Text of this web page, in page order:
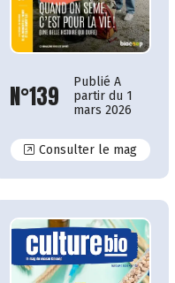
N°139
Publié A
partir du 1
mars 2026
Consulter le magN°139